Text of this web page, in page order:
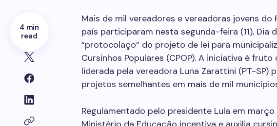
4 min
read
Mais de mil vereadores e vereadoras jovens do
país participaram nesta segunda-feira (11), Dia
“protocolaço” do projeto de lei para
Cursinhos Populares (CPOP). A iniciativa é
liderada pela vereadora Luna Zarattini (PT-SP)
projetos semelhantes em mais de mil
Regulamentado pelo presidente Lula em